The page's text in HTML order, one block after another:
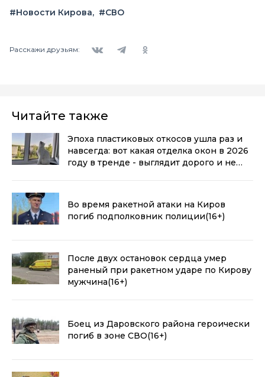
#Новости Кирова #СВО
Расскажи друзьям:
Читайте также
Эпоха пластиковых откосов ушла раз и
навсегда: вот какая отделка окон в 2026
году в тренде - выглядит дорого и не
Во время ракетной атаки на Киров
погиб подполковник полиции(16+)
После двух остановок сердца умер
раненый при ракетном ударе по Кирову
мужчина(16+)
Боец из Даровского района героически
погиб в зоне СВО(16+)